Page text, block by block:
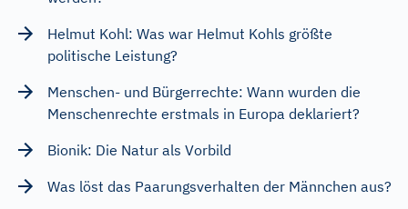
Helmut Kohl: Was war Helmut Kohls größte
politische Leistung?
Menschen- und Bürgerrechte: Wann wurden die
Menschenrechte erstmals in Europa deklariert?
Bionik: Die Natur als Vorbild
Was löst das Paarungsverhalten der Männchen aus?